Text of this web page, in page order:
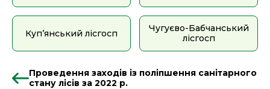
Куп’янський лісгосп
Чугуєво-Бабчанський
лісгосп
Проведення заходів із поліпшення санітарного
стану лісів за 2022 р.